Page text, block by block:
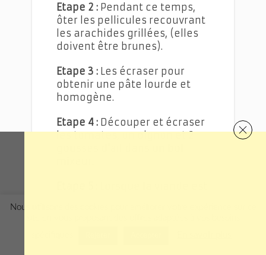
Etape 2 : Pendant ce temps,
ôter les pellicules recouvrant
les arachides grillées, (elles
doivent être brunes).
Etape 3 : Les écraser pour
obtenir une pâte lourde et
homogène.
Etape 4 : Découper et écraser
les tomates, un oignon et 2
Nous utilisons des cookies pour améliorer votre expérience sur ce